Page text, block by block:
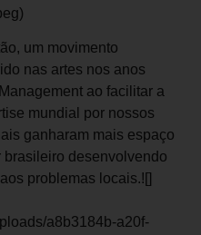
um movimento
nas artes nos anos
ao facilitar a
mundial por nossos
ganharam mais espaço
brasileiro desenvolvendo
problemas locais.![]
a8b3184b-a20f-